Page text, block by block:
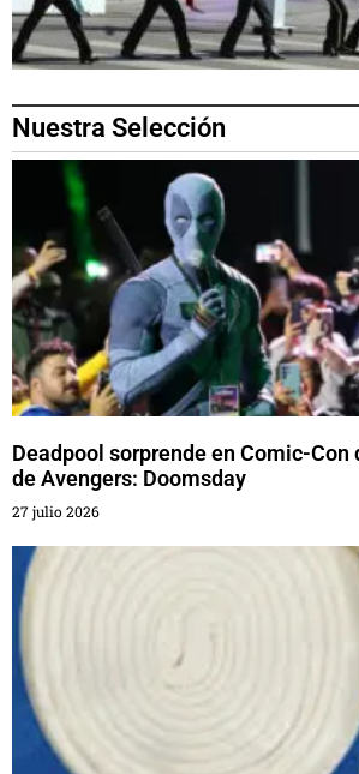
Nuestra Selección
Deadpool sorprende en Comic-Con
de Avengers: Doomsday
27 julio 2026